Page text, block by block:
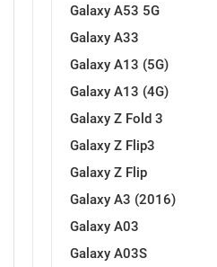
Galaxy A53 5G
Galaxy A33
Galaxy A13 (5G)
Galaxy A13 (4G)
Galaxy Z Fold 3
Galaxy Z Flip3
Galaxy Z Flip
Galaxy A3 (2016)
Galaxy A03
Galaxy A03S